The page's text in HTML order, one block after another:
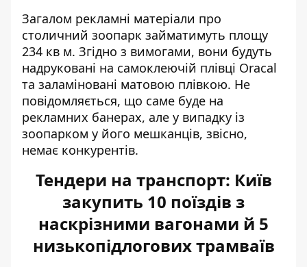
Загалом рекламні матеріали про
столичний зоопарк займатимуть площу
234 кв м. Згідно з вимогами, вони будуть
надруковані на самоклеючій плівці Oracal
та заламіновані матовою плівкою. Не
повідомляється, що саме буде на
рекламних банерах, але у випадку із
зоопарком у його мешканців, звісно,
немає конкурентів.
Тендери на транспорт: Київ
закупить 10 поїздів з
наскрізними вагонами й 5
низькопідлогових трамваїв